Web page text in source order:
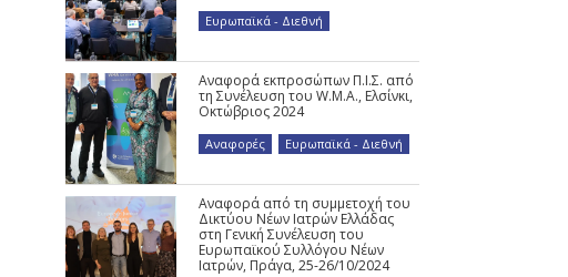
Ευρωπαϊκά - Διεθνή
Αναφορά εκπροσώπων Π.Ι.Σ. από
τη Συνέλευση του W.M.A., Ελσίνκι,
Οκτώβριος 2024
Αναφορές Ευρωπαϊκά - Διεθνή
Αναφορά από τη συμμετοχή του
Δικτύου Νέων Ιατρών Ελλάδας
στη Γενική Συνέλευση του
Ευρωπαϊκού Συλλόγου Νέων
Ιατρών, Πράγα, 25-26/10/2024